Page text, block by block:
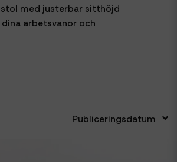
med justerbar sitthöjd
arbetsvanor och
Publiceringsdatum